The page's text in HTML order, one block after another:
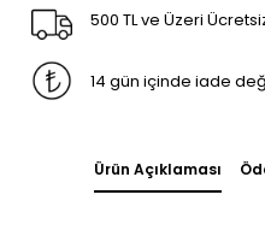
500 TL ve Üzeri
14 gün içinde iade
Ürün Açıklaması